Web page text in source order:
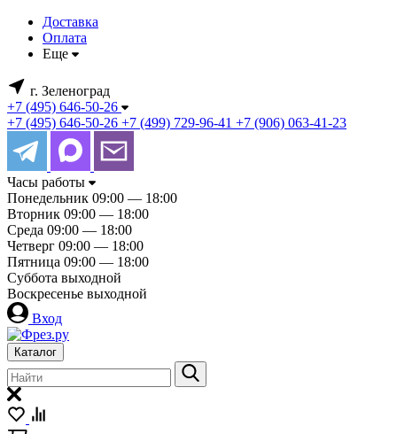
Доставка
Оплата
Еще
г. Зеленоград
+7 (495) 646-50-26
+7 (495) 646-50-26 +7 (499) 729-96-41 +7 (906) 063-41-23
Часы работы
Понедельник 09:00 — 18:00
Вторник 09:00 — 18:00
Среда 09:00 — 18:00
Четверг 09:00 — 18:00
Пятница 09:00 — 18:00
Суббота выходной
Воскресенье выходной
Вход
Каталог